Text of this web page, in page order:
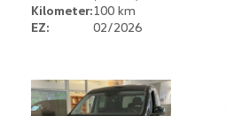
Kilometer:100 km
EZ:
02/2026